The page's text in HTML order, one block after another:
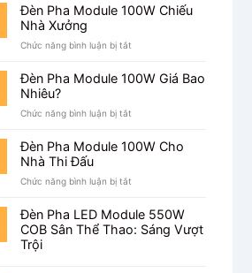
Hàng
Đèn Pha Module 100W Chiếu
Nhà Xưởng
Chức năng bình luận bị tắt
Pha
Module
Xưởng
Đèn Pha Module 100W Giá Bao
Nhiêu?
Chức năng bình luận bị tắt
Pha
Module
Nhiêu?
Đèn Pha Module 100W Cho
Nhà Thi Đấu
Chức năng bình luận bị tắt
Pha
Module
100W
Đèn Pha LED Module 550W
COB Sân Thể Thao: Sáng Vượt
Trội